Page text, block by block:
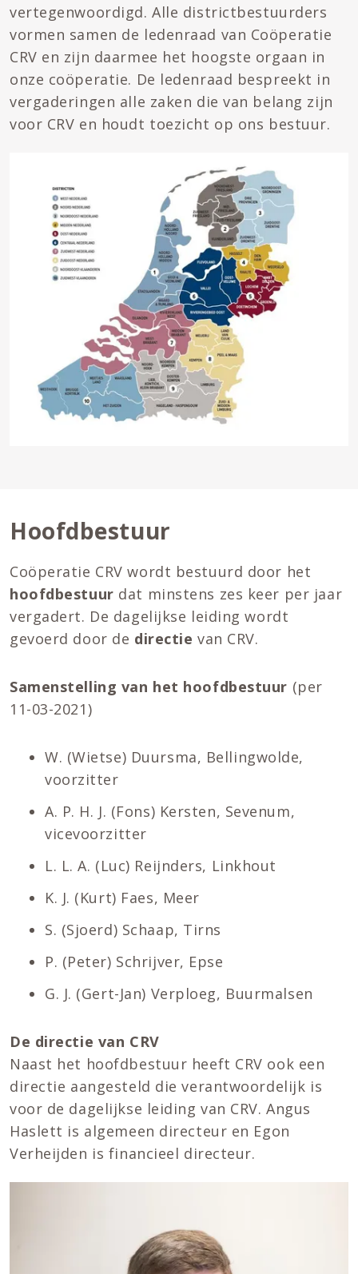
vertegenwoordigd. Alle districtbestuurders
vormen samen de ledenraad van Coöperatie
CRV en zijn daarmee het hoogste orgaan in
onze coöperatie. De ledenraad bespreekt in
vergaderingen alle zaken die van belang zijn
voor CRV en houdt toezicht op ons bestuur.
Hoofdbestuur
Coöperatie CRV wordt bestuurd door het
hoofdbestuur dat minstens zes keer per jaar
vergadert. De dagelijkse leiding wordt
gevoerd door de directie van CRV.
Samenstelling van het hoofdbestuur (per
11-03-2021)
W. (Wietse) Duursma, Bellingwolde,
voorzitter
A. P. H. J. (Fons) Kersten, Sevenum,
vicevoorzitter
L. L. A. (Luc) Reijnders, Linkhout
K. J. (Kurt) Faes, Meer
S. (Sjoerd) Schaap, Tirns
P. (Peter) Schrijver, Epse
G. J. (Gert-Jan) Verploeg, Buurmalsen
De directie van CRV
Naast het hoofdbestuur heeft CRV ook een
directie aangesteld die verantwoordelijk is
voor de dagelijkse leiding van CRV. Angus
Haslett is algemeen directeur en Egon
Verheijden is financieel directeur.